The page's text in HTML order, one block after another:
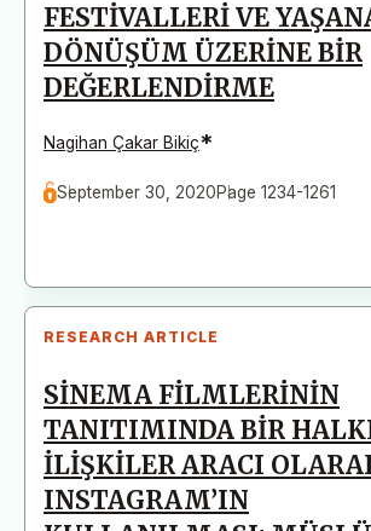
FESTİVALLERİ VE
DÖNÜŞÜM ÜZERİNE BİR
DEĞERLENDİRME
Nagihan Çakar Bikiç*
September 30, 2020Page 1234-1261
RESEARCH ARTICLE
SİNEMA FİLMLERİNİN
TANITIMINDA BİR
İLİŞKİLER ARACI
INSTAGRAM’IN